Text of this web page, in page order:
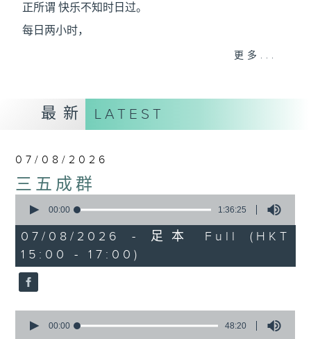
正所谓 快乐不知时日过。
每日两小时，
还有你最喜欢的灵异故事。
三五成群 个个好人 陪你等放工
更多...
最新 LATEST
07/08/2026
三五成群
seconds
1
hour,
36
minutes,
25
seconds
00:00 1:36:25
07/08/2026 - 足本 Full (HKT
15:00 - 17:00)
seconds
00:00 48:20